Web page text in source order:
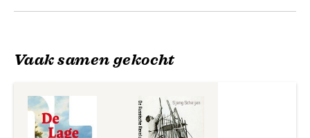
Andere boeken door Henk te Velde
Vaak samen gekocht